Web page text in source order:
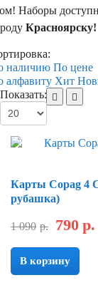
Наборы
Красноярску!
наличию По цене
алфавиту Хит
Показать:
Хит
Карты Copag 4
рубашка)
1 090 р. 790 р.
В корзину